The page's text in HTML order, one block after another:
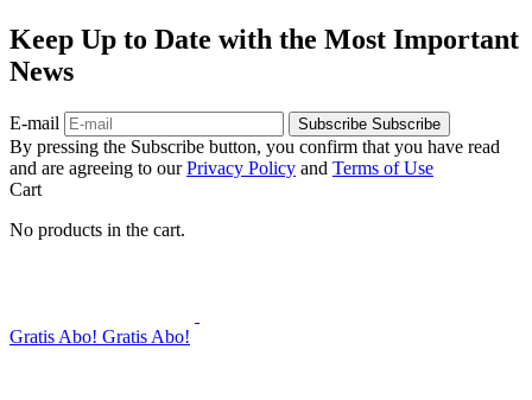
Keep Up to Date with the Most Important
News
E-mail Subscribe Subscribe
By pressing the Subscribe button, you confirm that you have read
and are agreeing to ourPrivacy Policy and Terms of Use
Cart
No products in the cart.
Gratis Abo! Gratis Abo!